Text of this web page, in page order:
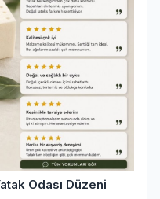
Odası Düzeni